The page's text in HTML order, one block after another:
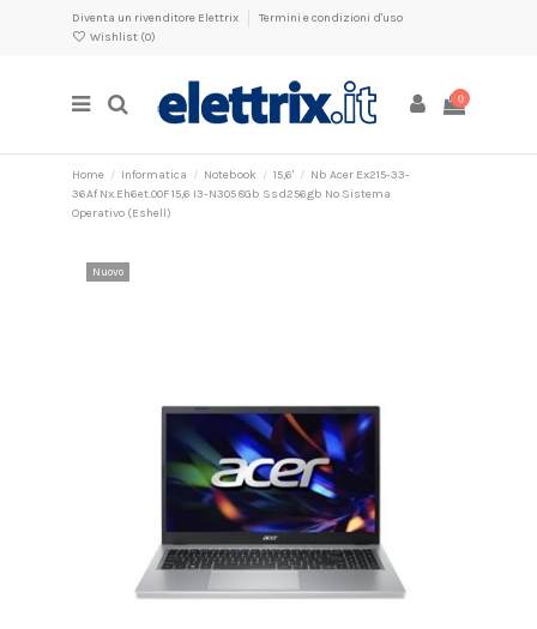
Diventa un rivenditore Elettrix
Termini e condizioni d'uso
Wishlist (0)
0
Home Informatica Notebook 15,6'
Nb Acer Ex215-33-
36Af Nx.Eh6et.00F 15,6 I3-N305 8Gb Ssd256gb No Sistema
Operativo (Eshell)
Nuovo